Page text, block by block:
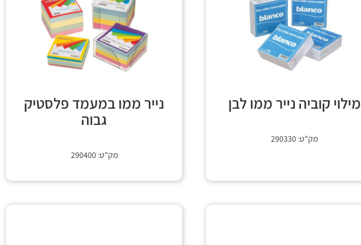
מילוי קוביה נייר ממו לבן
מק"ט: 290330
נייר ממו במעמד פלסטיק
גבוה
מק"ט: 290400